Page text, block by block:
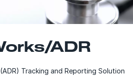
ADR
Tracking and Reporting Solution